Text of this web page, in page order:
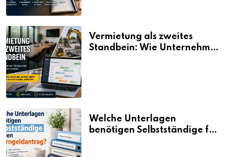
Vermietung als zweites
Standbein: Wie Unternehmen
Welche Unterlagen
benötigen Selbstständige für